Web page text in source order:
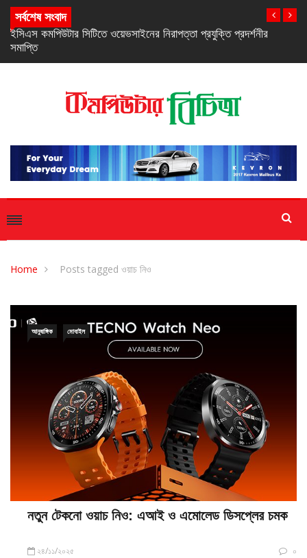
সর্বশেষ সংবাদ
নিরবচ্ছিন্ন পাওয়ার নিশ্চিতে রিয়েলমির নতুন সি-সিরিজ স্মার্টফোন
Home Posts tagged ওয়াচ নিও
আনুষাঙ্গিক মোবাইল
নতুন টেকনো ওয়াচ নিও: এআই ও এমোলেড ডিসপ্লের চমক
২৪/১১/২০২৫ ০